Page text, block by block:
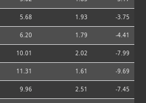
5.68 1.93 -3.75
6.20 1.79 -4.41
10.01 2.02 -7.99
11.31 1.61 -9.69
9.96 2.51 -7.45